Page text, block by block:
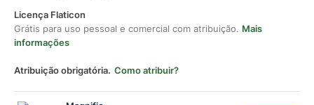
Licença Flaticon
Grátis para uso pessoal e comercial com atribuição. Mais
informações
Atribuição obrigatória. Como atribuir?